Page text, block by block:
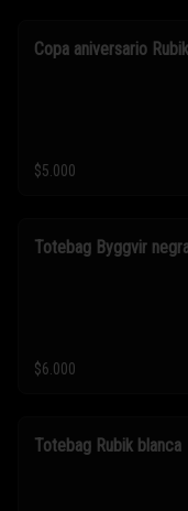
Copa aniversario Rubik
$5.000
Totebag Byggvir
$6.000
Totebag Rubik blanca